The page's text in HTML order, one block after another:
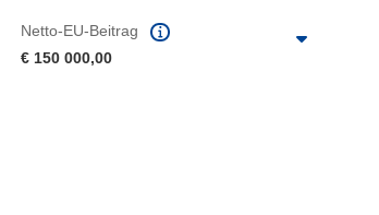
Netto-EU-Beitrag
€ 150 000,00